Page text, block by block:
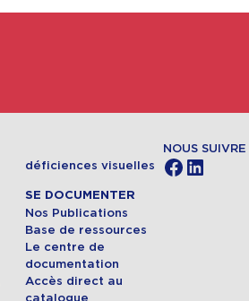
déficiences visuelles
SE DOCUMENTER
Nos Publications
Base de ressources
Le centre de
documentation
Accès direct au
catalogue
NOUS SUIVRE
Facebook LinkedIn